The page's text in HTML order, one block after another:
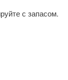
с запасом.